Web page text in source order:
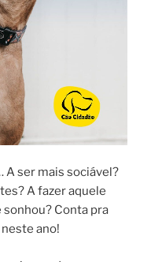
A ser mais sociável?
A fazer aquele
Conta pra
ano!